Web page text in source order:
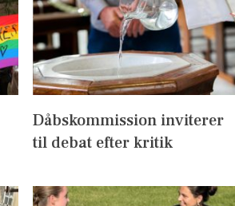
Dåbskommission inviterer
til debat efter kritik